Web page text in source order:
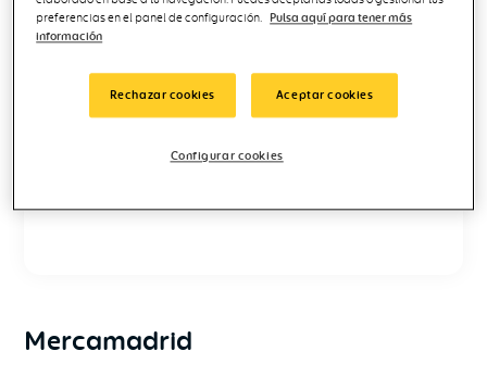
Mercamadrid
preferencias en el panel de configuración. Pulsa aquí para tener más
información
Rechazar cookies Aceptar cookies
Configurar cookies